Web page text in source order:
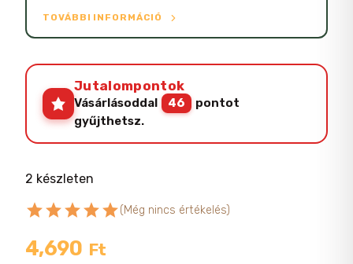
starstarstarstarstar(Még nincs értékelés)
4,690 Ft
TOVÁBBI INFORMÁCIÓ
Jutalompontok
Vásárlásoddal 46
pontot
gyűjthetsz.
2 készleten